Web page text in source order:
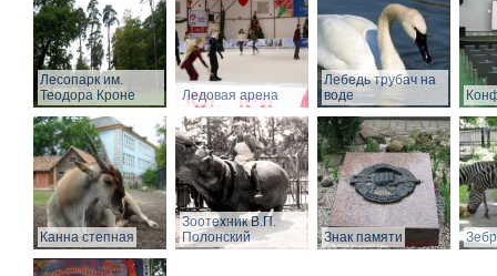
Лесопарк им.
Теодора Кроне
Ледовая арена
Лебедь трубач на
воде
Канна степная
Зоотехник В.П.
Полонский
Знак памяти